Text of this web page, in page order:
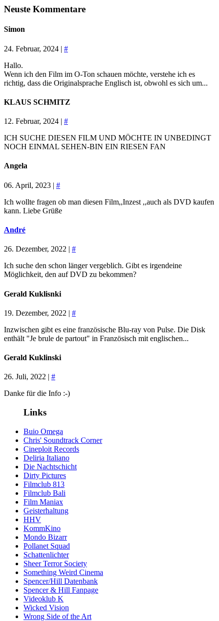
Neuste Kommentare
Simon
24. Februar, 2024 | #
Hallo.
Wenn ich den Film im O-Ton schauen möchte, verstehe ich es
richtig, dass die Originalsprache Englisch ist, obwohl es sich um...
KLAUS SCHMITZ
12. Februar, 2024 | #
ICH SUCHE DIESEN FILM UND MÖCHTE IN UNBEDINGT
NOCH EINMAL SEHEN-BIN EIN RIESEN FAN
Angela
06. April, 2023 | #
Ich wollte fragen ob man diesen Film,,Inzest ,,auch als DVD kaufen
kann. Liebe Grüße
André
26. Dezember, 2022 | #
Ich suche den schon länger vergeblich. Gibt es irgendeine
Möglichkeit, den auf DVD zu bekommen?
Gerald Kuklisnki
19. Dezember, 2022 | #
Inzwischen gibt es eine französische Blu-ray von Pulse. Die Disk
enthält "Je brule de partout" in Französisch mit englischen...
Gerald Kuklinski
26. Juli, 2022 | #
Danke für die Info :-)
Links
Buio Omega
Chris' Soundtrack Corner
Cineploit Records
Deliria Italiano
Die Nachtschicht
Dirty Pictures
Filmclub 813
Filmclub Bali
Film Maniax
Geisterhaltung
HHV
KommKino
Mondo Bizarr
Pollanet Squad
Schattenlichter
Sheer Terror Society
Something Weird Cinema
Spencer/Hill Datenbank
Spencer & Hill Fanpage
Videoklub K
Wicked Vision
Wrong Side of the Art